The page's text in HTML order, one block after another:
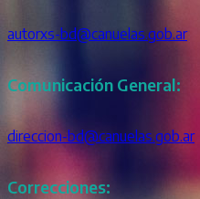
autorxs-bd@canuelas.gob.ar
Comunicación General:
direccion-bd@canuelas.gob.ar
Correcciones: